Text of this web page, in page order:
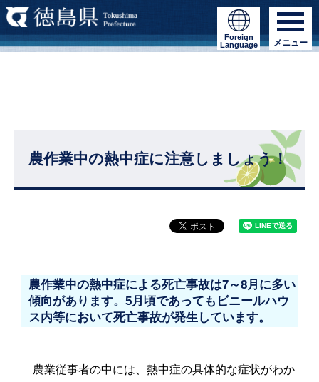
Foreign
Language
メニュー
農作業中の熱中症に注意しましょう！
農作業中の熱中症による死亡事故は7～8月に多い
傾向があります。5月頃であってもビニールハウ
ス内等において死亡事故が発生しています。
農業従事者の中には、熱中症の具体的な症状がわか